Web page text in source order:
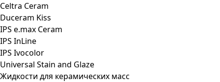
Celtra Ceram
Duceram Kiss
IPS e.max Ceram
IPS InLine
IPS Ivocolor
Universal Stain and Glaze
Жидкости для керамических масс